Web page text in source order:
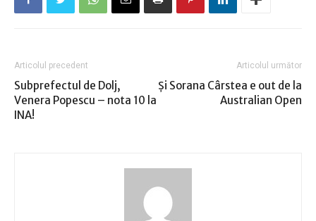
Articolul precedent
Subprefectul de Dolj,
Venera Popescu – nota 10 la
INA!
Articolul următor
Şi Sorana Cârstea e out de la
Australian Open